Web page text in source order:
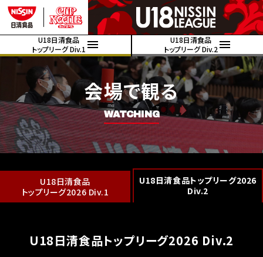
U18日清食品
トップリーグ Div.1
U18日清食品
トップリーグ Div.2
会場で観る
WATCHING
U18日清食品
トップリーグ2026 Div.1
U18日清食品トップリーグ2026
Div.2
U18日清食品トップリーグ2026 Div.2